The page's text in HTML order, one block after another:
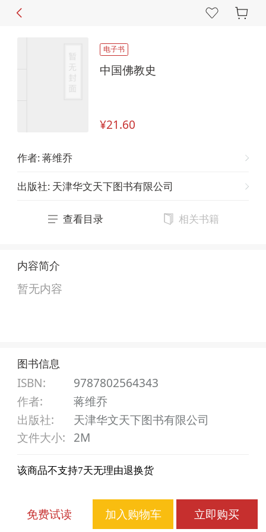
电子书
中国佛教史
¥21.60
作者:蒋维乔
出版社: 天津华文天下图书有限公司
查看目录 相关书籍
内容简介
暂无内容
图书信息
ISBN:
9787802564343
作者:
蒋维乔
出版社:
天津华文天下图书有限公司
文件大小: 2M
该商品不支持7天无理由退换货
免费试读 加入购物车 立即购买